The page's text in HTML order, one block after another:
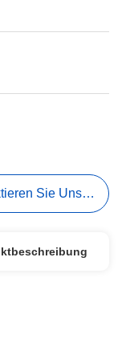
Sie Uns Jetzt